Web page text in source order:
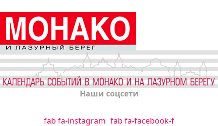
Наши соцсети
fab fa-instagram fab fa-facebook-f